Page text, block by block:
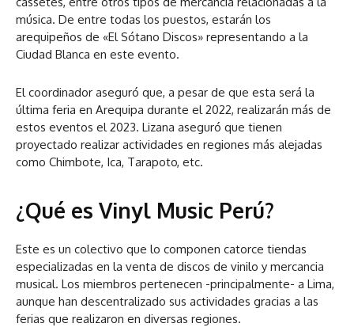
música. De entre todas los puestos, estarán los
arequipeños de «El Sótano Discos» representando a la
Ciudad Blanca en este evento.
El coordinador aseguró que, a pesar de que esta será la
última feria en Arequipa durante el 2022, realizarán más de
estos eventos el 2023. Lizana aseguró que tienen
proyectado realizar actividades en regiones más alejadas
como Chimbote, Ica, Tarapoto, etc.
¿Qué es Vinyl Music Perú?
Este es un colectivo que lo componen catorce tiendas
especializadas en la venta de discos de vinilo y mercancia
musical. Los miembros pertenecen -principalmente- a Lima,
aunque han descentralizado sus actividades gracias a las
ferias que realizaron en diversas regiones.